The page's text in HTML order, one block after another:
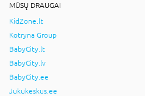
MŪSŲ DRAUGAI
KidZone.lt
Kotryna Group
BabyCity.lt
BabyCity.lv
BabyCity.ee
Jukukeskus.ee